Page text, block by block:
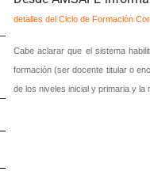
detalles del Ciclo de Formación
Cabe aclarar que el sistema
formación (ser docente titular o
de los niveles inicial y primaria y la